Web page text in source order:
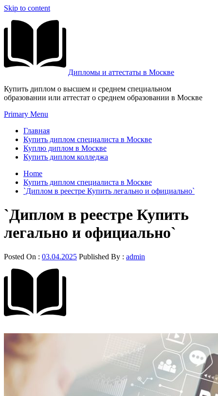
Skip to content
Дипломы и аттестаты в Москве
Купить диплом о высшем и среднем специальном
образовании или аттестат о среднем образовании в Москве
Primary Menu
Главная
Купить диплом специалиста в Москве
Куплю диплом в Москве
Купить диплом колледжа
Home
Купить диплом специалиста в Москве
`Диплом в реестре Купить легально и официально`
`Диплом в реестре Купить
легально и официально`
Posted On : 03.04.2025 Published By : admin